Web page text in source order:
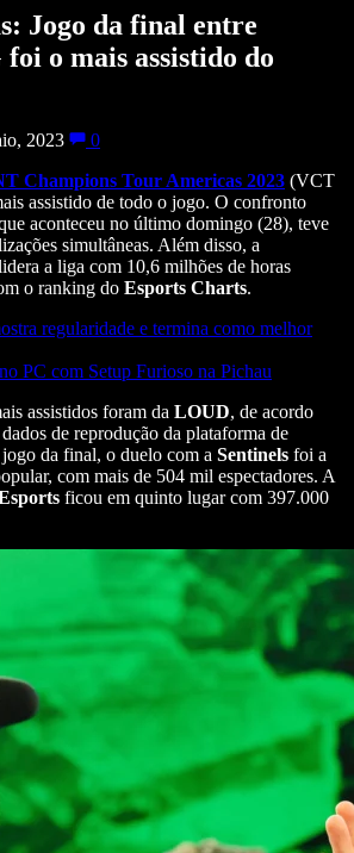
Jogo da final entre
o mais assistido do
2023
0
Champions Tour Americas 2023 (VCT
assistido de todo o jogo. O confronto
aconteceu no último domingo (28), teve
simultâneas. Além disso, a
a liga com 10,6 milhões de horas
o ranking do Esports Charts.
regularidade e termina como melhor
PC com Setup Furioso na Pichau
assistidos foram da LOUD, de acordo
de reprodução da plataforma de
da final, o duelo com a Sentinels foi a
com mais de 504 mil espectadores. A
ficou em quinto lugar com 397.000